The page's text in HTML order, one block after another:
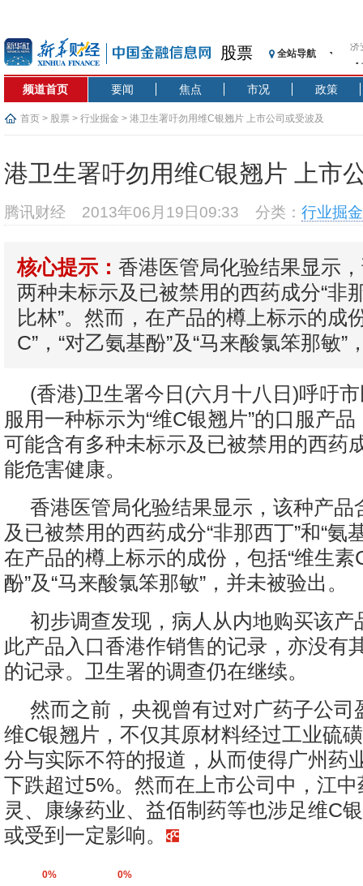
股票 全站导航
记
央
沥
频道首页 要闻 焦点 市况 政策
首页 > 股票 > 行业掘金 > 港卫生署吁勿用维C银翘片 上市公司或受波及
港卫生署吁勿用维C银翘片 上市
腾讯财经 2013年06月19日09:33 分类： 行业掘金
核心提示： 香港医管局化验结果显示
两种未标示及已被禁用的西药成分“非
比林”。然而，在产品的樽上标示的成
C”，“对乙氨基酚”及“马来酸氯笨那敏”
(香港)卫生署今日(六月十八日)呼吁
服用一种标示为“维C银翘片”的口服产
可能含有多种未标示及已被禁用的西药
能危害健康。
香港医管局化验结果显示，该种产品
及已被禁用的西药成分“非那西丁”和“氨
在产品的樽上标示的成份，包括“维生素
酚”及“马来酸氯笨那敏”，并未被验出。
初步调查发现，病人从内地购买该产
此产品入口香港作销售的记录，亦没有
的记录。卫生署的调查仍在继续。
然而之前，央视曾有过对广药子公司
维C银翘片，不仅其原材料经过工业硫
分与实际不符的报道，从而使得广州药
下跌超过5%。然而在上市公司中，江
灵、康缘药业、益佰制药等也涉足维C
或受到一定影响。
0% 0%